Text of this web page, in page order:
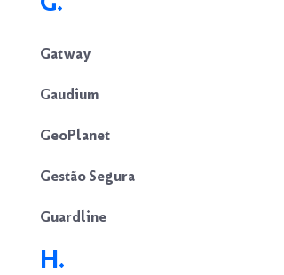
Gatway
Gaudium
GeoPlanet
Gestão Segura
Guardline
H.